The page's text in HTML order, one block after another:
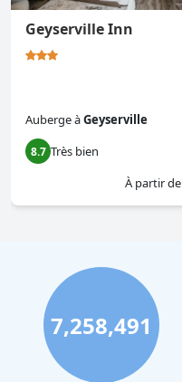
Geyserville Inn
AubergeàGeyserville
8.7 Très bien
À partir de
7,258,491